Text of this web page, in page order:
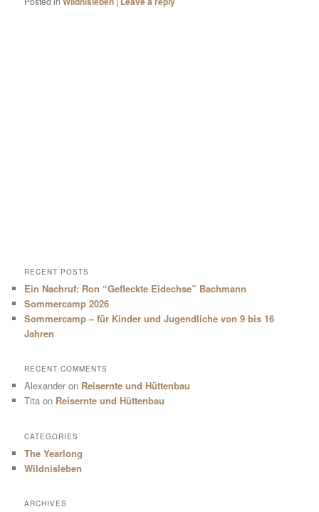
RECENT POSTS
Ein Nachruf: Ron “Gefleckte Eidechse” Bachmann
Sommercamp 2026
Sommercamp – für Kinder und Jugendliche von 9 bis 16
Jahren
RECENT COMMENTS
Alexander on Reisernte und Hüttenbau
Tita on Reisernte und Hüttenbau
CATEGORIES
The Yearlong
Wildnisleben
ARCHIVES